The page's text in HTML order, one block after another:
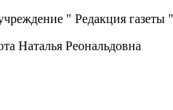
" Редакция
Наталья Реональдовна